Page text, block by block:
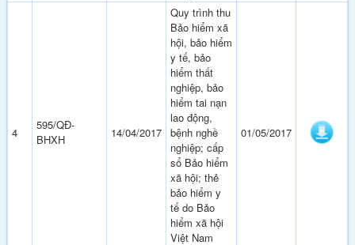
4
595/QĐ-
BHXH
14/04/2017
Quy trình thu
Bảo hiểm xã
hội, bảo hiểm
y tế, bảo
hiểm thất
nghiệp, bảo
hiểm tai nạn
lao động,
bệnh nghề
nghiệp; cấp
sổ Bảo hiểm
xã hội; thẻ
bảo hiểm y
tế do Bảo
hiểm xã hội
Việt Nam
01/05/2017